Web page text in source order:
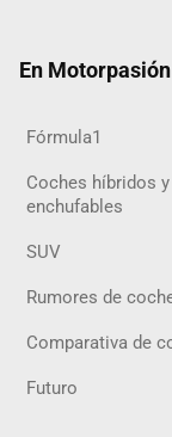
En
Fórmula1
Coches híbridos y
enchufables
SUV
Rumores de
Comparativa de
Futuro